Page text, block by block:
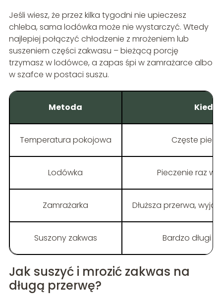
Jeśli wiesz, że przez kilka tygodni nie upieczesz
chleba, sama lodówka może nie wystarczyć. Wtedy
najlepiej połączyć chłodzenie z mrożeniem lub
suszeniem części zakwasu – bieżącą porcję
trzymasz w lodówce, a zapas śpi w zamrażarce albo
w szafce w postaci suszu.
Metoda Kiedy
Temperatura pokojowa Częste
Lodówka Pieczenie raz w
Zamrażarka Dłuższa przerwa,
Suszony zakwas Bardzo długi
Jak suszyć i mrozić zakwas na
długą przerwę?